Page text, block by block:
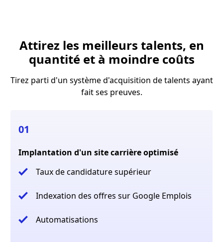
Attirez les meilleurs talents, en
quantité et à moindre coûts
Tirez parti d'un système d'acquisition de talents ayant
fait ses preuves.
01
Implantation d'un site carrière optimisé
Taux de candidature supérieur
Indexation des offres sur Google Emplois
Automatisations